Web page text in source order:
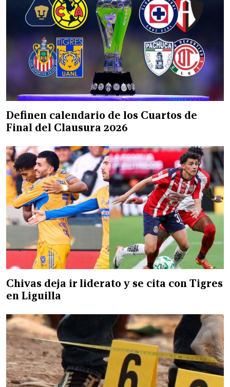
Definen calendario de los Cuartos de
Final del Clausura 2026
Chivas deja ir liderato y se cita con Tigres
en Liguilla